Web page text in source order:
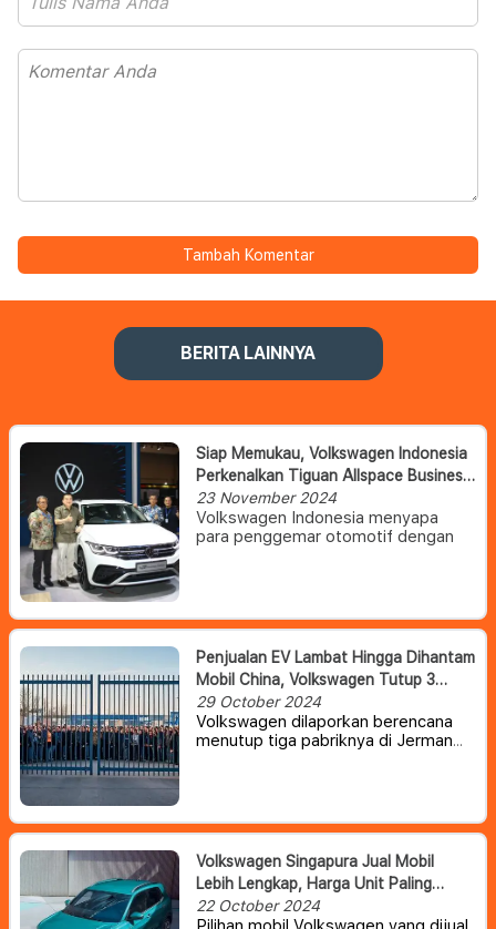
Tambah Komentar
BERITA LAINNYA
Siap Memukau, Volkswagen Indonesia
Perkenalkan Tiguan Allspace Business
Edition Di Gaikindo Jakarta Auto Week
2024
23 November 2024
Volkswagen Indonesia menyapa
para penggemar otomotif dengan
Volkswagen Indonesia juga
menampilkan ID. Buzz, kendaraan
listrik baterai (BEV) pertama
Volkswagen di Indonesia.
Kehadiran Volkwagen di GJAW 2024
menegaskan komitmen Volkswagen
untuk terus menghadirkan teknologi
dan inovasi yang relevan dengan
Penjualan EV Lambat Hingga Dihantam
Mobil China, Volkswagen Tutup 3
Pabrik Dan PHK Ribuan Pekerja
29 October 2024
Volkswagen dilaporkan berencana
menutup tiga pabriknya di Jerman
perombakan untuk menghadapi
gejolak ekonomi.
Volkswagen Singapura Jual Mobil
Lebih Lengkap, Harga Unit Paling
Murah Rp 1,8 Miliar
22 October 2024